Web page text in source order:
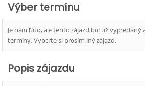
Výber termínu
Je nám ľúto, ale tento zájazd bol už vypredaný
termíny. Vyberte si prosím iný zájazd.
Popis zájazdu